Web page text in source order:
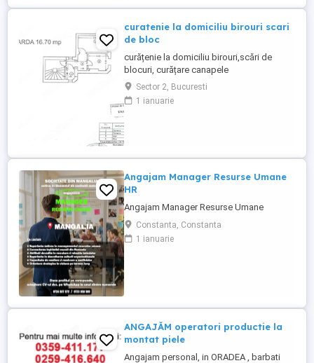
curatenie la domiciliu birouri scari
de bloc
curățenie la domiciliu birouri,scări de
blocuri, curățare canapele
fotoliu,scaune,pardosele. suntem o
echipa cu atenție la detaliisi la dorințele dv
Sector 2, Bucuresti
1 ianuarie
Angajam Manager Resurse Umane
HR
Angajam Manager Resurse Umane
Constanta, Constanta
1 ianuarie
ANGAJĂM operatori productie la
montat piele
Angajam personal, in ORADEA , barbati